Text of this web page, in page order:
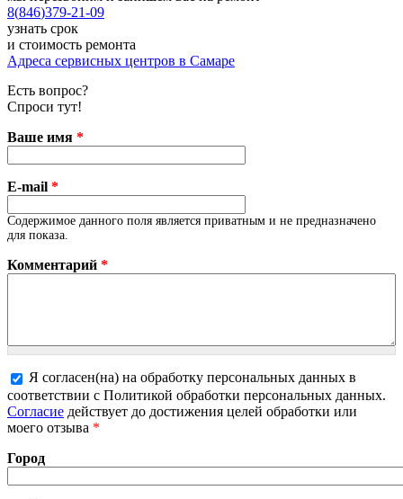
8(846)379-21-09
узнать срок
и стоимость ремонта
Адреса сервисных центров в Самаре
Есть вопрос?
Спроси тут!
Ваше имя *
E-mail *
Содержимое данного поля является приватным и не предназначено
для показа.
Комментарий *
Более подробная информация о текстовых
форматах
Я согласен(на) на обработку персональных данных в
соответствии с Политикой обработки персональных данных.
Согласие действует до достижения целей обработки или
моего отзыва *
Город